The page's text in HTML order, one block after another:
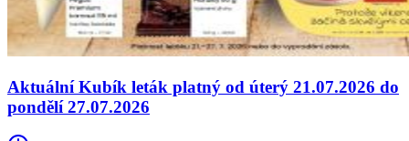
Aktuální Kubík leták platný od úterý 21.07.2026 do
pondělí 27.07.2026